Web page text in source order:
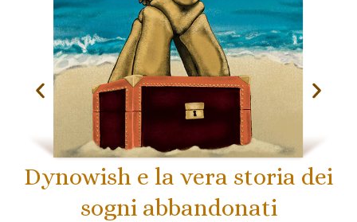
Dynowish e la vera storia dei
sogni abbandonati